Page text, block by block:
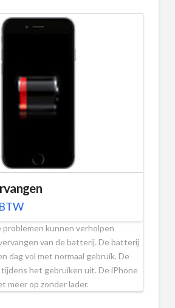
kunnen verholpen
van de batterij. De batterij
dag vol met normaal gebruik. De
het gebruiken uit. De iPhone
meer op zonder lader.